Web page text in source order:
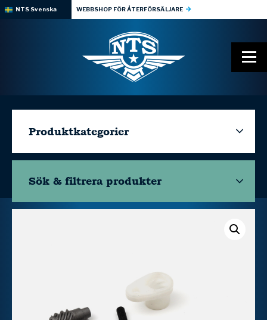
NTS Svenska WEBBSHOP FÖR ÅTERFÖRSÄLJARE
Produktkategorier
Sök & filtrera produkter